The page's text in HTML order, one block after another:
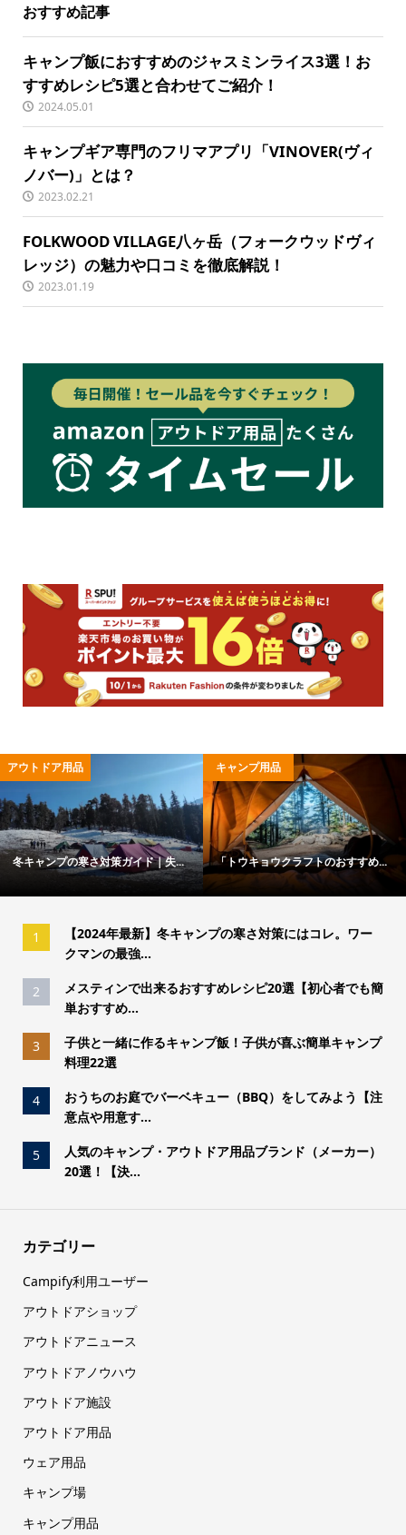
おすすめ記事
キャンプ飯におすすめのジャスミンライス3選！お
すすめレシピ5選と合わせてご紹介！
2024.05.01
キャンプギア専門のフリマアプリ「VINOVER(ヴィ
ノバー)」とは？
2023.02.21
FOLKWOOD VILLAGE八ヶ岳（フォークウッドヴィ
レッジ）の魅力や口コミを徹底解説！
2023.01.19
アウトドア用品
冬キャンプの寒さ対策ガイド｜失...
キャンプ用品
「トウキョウクラフトのおすすめ...
1
【2024年最新】冬キャンプの寒さ対策にはコレ。ワー
クマンの最強...
2
メスティンで出来るおすすめレシピ20選【初心者でも簡
単おすすめ...
3
子供と一緒に作るキャンプ飯！子供が喜ぶ簡単キャンプ
料理22選
4
おうちのお庭でバーベキュー（BBQ）をしてみよう【注
意点や用意す...
5
人気のキャンプ・アウトドア用品ブランド（メーカー）
20選！【決...
カテゴリー
Campify利用ユーザー
アウトドアショップ
アウトドアニュース
アウトドアノウハウ
アウトドア施設
アウトドア用品
ウェア用品
キャンプ場
キャンプ用品